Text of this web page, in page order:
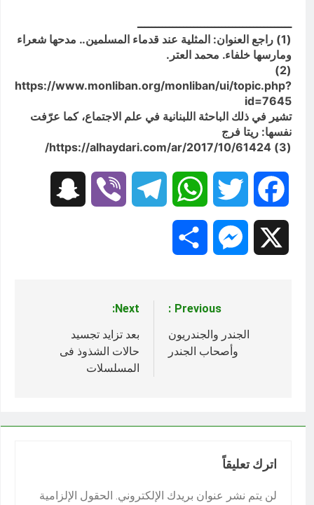
ــــــــــــــــــــــــــــــــــــــــــــ
(1) راجع العنوان: المثلية عند قدماء المسلمين.. مدحها شعراء
ومارسها خلفاء. محمد العتر.
(2)
https://www.monliban.org/monliban/ui/topic.php?
id=7645
تشير في ذلك الباحثة اللبنانية في علم الاجتماع، كما عرّفت
نفسها: ريتا فرج
(3) https://alhaydari.com/ar/2017/10/61424/
Facebook
Twitter
WhatsApp
Telegram
Viber
Messenger
المقالات
Previous:
الجندر والجندريون
وأصحاب الجندر
Next:
بعد تزايد تجسيد
حالات الشذوذ فى
المسلسلات
اترك تعليقاً
لن يتم نشر عنوان بريدك الإلكتروني. الحقول الإلزامية